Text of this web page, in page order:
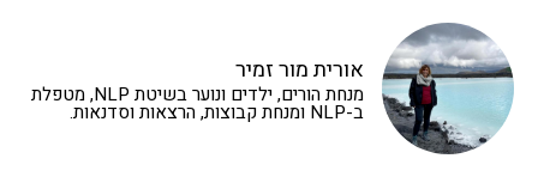
אורית מור זמיר
מנחת הורים, ילדים ונוער בשיטת NLP, מטפלת
ב-NLP ומנחת קבוצות, הרצאות וסדנאות.